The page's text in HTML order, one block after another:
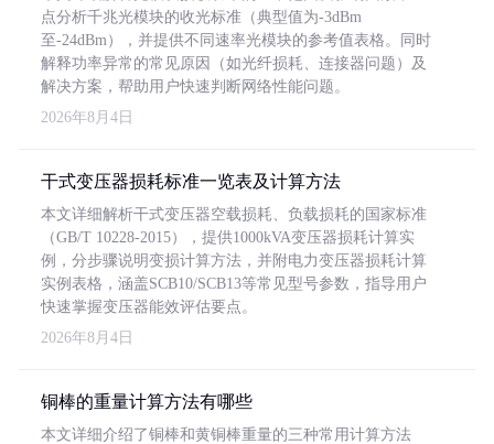
点分析千兆光模块的收光标准（典型值为-3dBm
至-24dBm），并提供不同速率光模块的参考值表格。同时
解释功率异常的常见原因（如光纤损耗、连接器问题）及
解决方案，帮助用户快速判断网络性能问题。
2026年8月4日
干式变压器损耗标准一览表及计算方法
本文详细解析干式变压器空载损耗、负载损耗的国家标准
（GB/T 10228-2015），提供1000kVA变压器损耗计算实
例，分步骤说明变损计算方法，并附电力变压器损耗计算
实例表格，涵盖SCB10/SCB13等常见型号参数，指导用户
快速掌握变压器能效评估要点。
2026年8月4日
铜棒的重量计算方法有哪些
本文详细介绍了铜棒和黄铜棒重量的三种常用计算方法